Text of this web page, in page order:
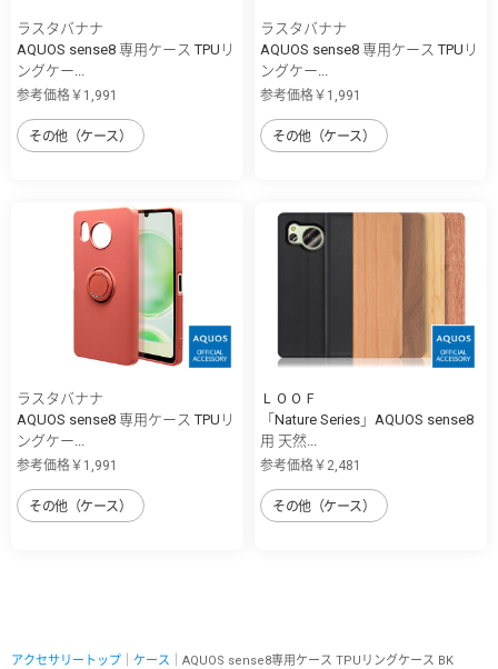
ラスタバナナ
AQUOS sense8 専用ケース TPUリ
ングケー...
参考価格￥1,991
その他（ケース）
ラスタバナナ
AQUOS sense8 専用ケース TPUリ
ングケー...
参考価格￥1,991
その他（ケース）
ラスタバナナ
AQUOS sense8 専用ケース TPUリ
ングケー...
参考価格￥1,991
その他（ケース）
ＬＯＯＦ
「Nature Series」AQUOS sense8
用 天然...
参考価格￥2,481
その他（ケース）
アクセサリートップ ケース ｜AQUOS sense8専用ケース TPUリングケース BK